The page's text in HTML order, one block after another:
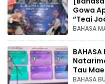
Gowa
“Teai
BAHASA
Tau
BAHASA